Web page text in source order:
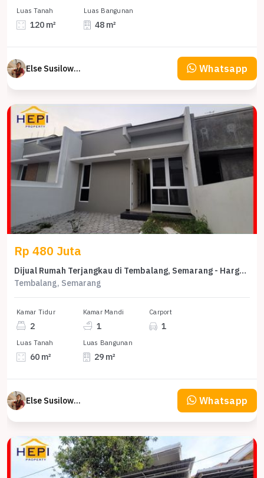
Luas Tanah
120 m²
Luas Bangunan
48 m²
Else Susilowaty Whatsapp
Rp 480 Juta
Dijual Rumah Terjangkau di Tembalang, Semarang - Harga 480 Juta
Tembalang, Semarang
Kamar Tidur
2
Kamar Mandi
1
Carport
1
Luas Tanah
60 m²
Luas Bangunan
29 m²
Else Susilowaty Whatsapp